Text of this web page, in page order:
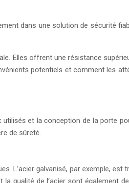
dans une solution de sécurité
Elles offrent une résistance
potentiels et comment les
et la conception de la porte
de sûreté.
L’acier galvanisé, par exemple, est
qualité de l’acier sont également